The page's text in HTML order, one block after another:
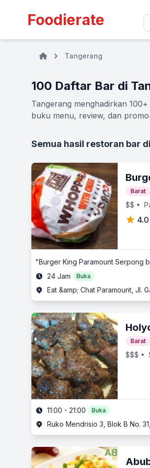
Foodierate
Tangerang
100 Daftar Bar di
Tangerang menghadirkan
buku menu, review, dan
Semua hasil restoran bar
Barat
$$ •
4.0
"Burger King Paramount Serpong
24 Jam
Buka
Eat &amp; Chat Paramount, Jl.
Barat
$$$ •
11:00 - 21:00 Buka
Ruko Mendrisio 3, Blok B No.